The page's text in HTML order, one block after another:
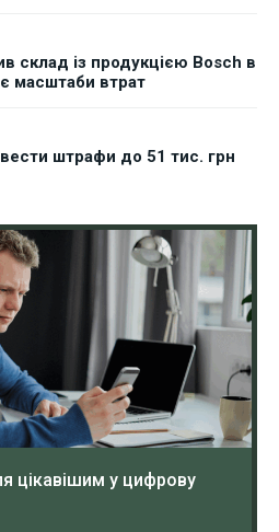
склад із продукцією Bosch в
масштаби втрат
штрафи до 51 тис. грн
цікавішим у цифрову